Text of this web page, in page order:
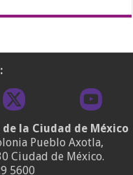
la Ciudad de México
Pueblo Axotla,
Ciudad de México.
5600